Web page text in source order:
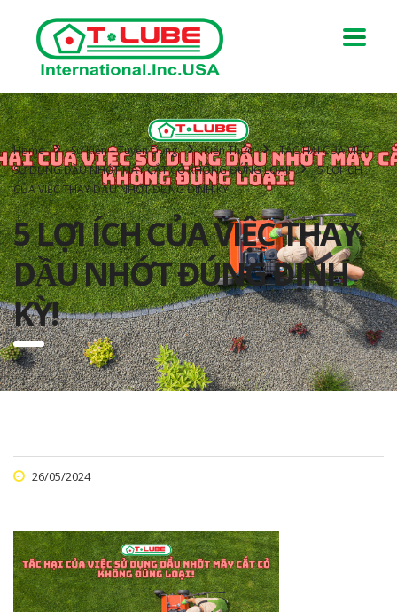
Home Sự Kiện – Tuyển Dụng Kiến Thức
TÁC HẠI CỦA VIỆC
SỬ DỤNG DẦU NHỚT MÁY CẮT CỎ KHÔNG ĐÚNG LOẠI!
5 LỢI ÍCH
CỦA VIỆC THAY DẦU NHỚT ĐÚNG ĐỊNH KỲ!
5 LỢI ÍCH CỦA VIỆC THAY
DẦU NHỚT ĐÚNG ĐỊNH
KỲ!
26/05/2024